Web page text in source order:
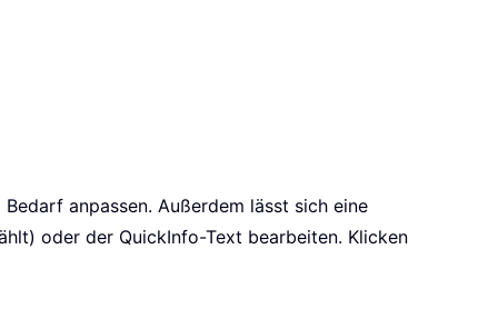
anpassen. Außerdem lässt sich eine
oder der QuickInfo-Text bearbeiten. Klicken